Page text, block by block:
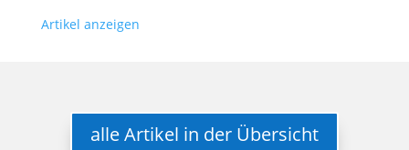
Artikel anzeigen
alle Artikel in der Übersicht